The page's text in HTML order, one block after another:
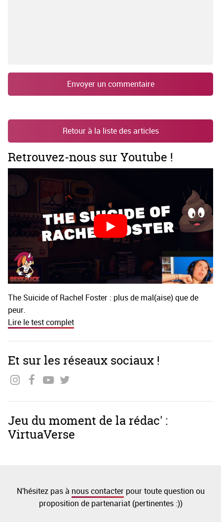
Envoyer un commentaire
Retour à la liste des articles
Retrouvez-nous sur Youtube !
The Suicide of Rachel Foster : plus de mal(aise) que de
peur.
Lire le test complet
Et sur les réseaux sociaux !
Jeu du moment de la rédac' :
VirtuaVerse
N'hésitez pas à nous contacterpour toute question ou
proposition de partenariat (pertinentes :))